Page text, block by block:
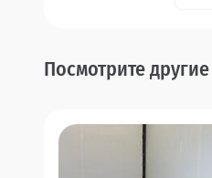
Посмотрите